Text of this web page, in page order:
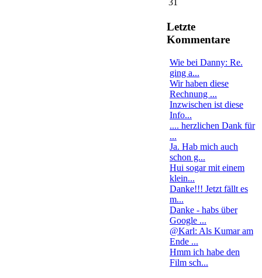
31
Letzte
Kommentare
Wie bei Danny: Re.
ging a...
Wir haben diese
Rechnung ...
Inzwischen ist diese
Info...
.... herzlichen Dank für
...
Ja. Hab mich auch
schon g...
Hui sogar mit einem
klein...
Danke!!! Jetzt fällt es
m...
Danke - habs über
Google ...
@Karl: Als Kumar am
Ende ...
Hmm ich habe den
Film sch...